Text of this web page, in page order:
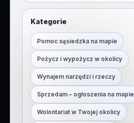
Kategorie
Pomoc sąsiedzka na mapie
Pożycz i wypożycz w okolicy
Wynajem narzędzi i rzeczy
Sprzedam – ogłoszenia na mapie
Wolontariat w Twojej okolicy